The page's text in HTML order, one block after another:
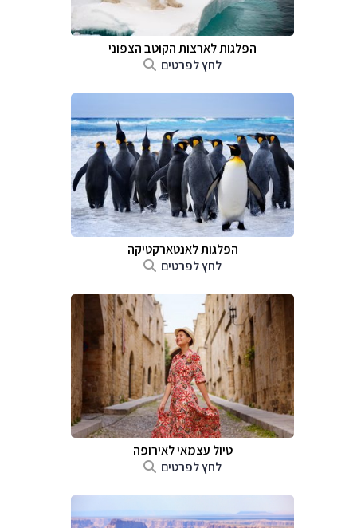
הפלגות לארצות הקוטב הצפוני
לחץ לפרטים
הפלגות לאנטארקטיקה
לחץ לפרטים
טיול עצמאי לאירופה
לחץ לפרטים